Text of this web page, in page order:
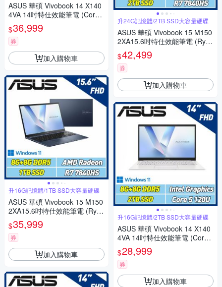
ASUS 華碩 Vivobook 14 X140
4VA 14吋特仕效能筆電 (Core5
120U/8G+32G/2TB SSD/午夜
藍)
$36,999
券
加入購物車
升16G記憶體/1TB SSD大容量硬碟
ASUS 華碩 Vivobook 15 M150
2XA15.6吋特仕效能筆電 (Ryze
n7 7840HS/8G+8G/1TB SSD/
午夜藍)
$35,999
券
加入購物車
升24G記憶體/2TB SSD大容量硬碟
ASUS 華碩 Vivobook 15 M150
2XA15.6吋特仕效能筆電 (Ryze
n7 7840HS/8G+16G/2TB SS
D/午夜藍)
$42,499
券
加入購物車
升16G記憶體/2TB SSD大容量硬碟
ASUS 華碩 Vivobook 14 X140
4VA 14吋特仕效能筆電 (Core5
120U/8G+8G/2TB SSD/幻彩
白)
$28,999
券
加入購物車